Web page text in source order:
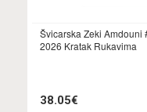
Švicarska Zeki Amdouni
2026 Kratak Rukavima
38.05€